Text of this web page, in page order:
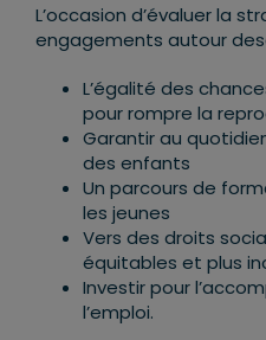
L’occasion d’évaluer la
engagements autour
L’égalité des
pour rompre la
Garantir au
des enfants
Un parcours de
les jeunes
Vers des droits
équitables et plus
Investir pour
l’emploi.